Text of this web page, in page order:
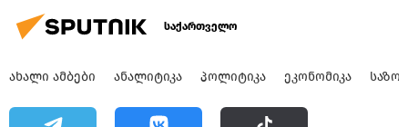
საქართველო
ᲐᲮᲐᲚᲘ ᲐᲛᲑᲔᲑᲘ ᲐᲜᲐᲚᲘᲢᲘᲙᲐ ᲞᲝᲚᲘᲢᲘᲙᲐ ᲔᲙᲝᲜᲝᲛᲘᲙᲐ